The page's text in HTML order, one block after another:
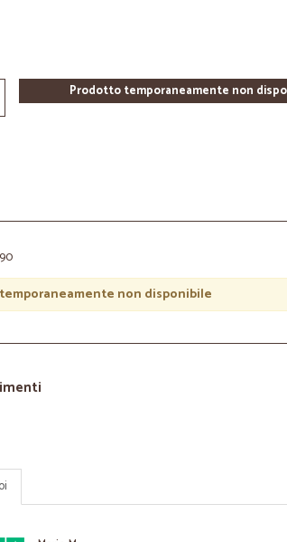
Prodotto temporaneamente non
non disponibile